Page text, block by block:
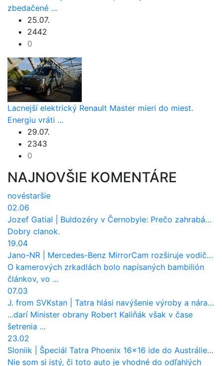
zbedačené ...
25.07.
2442
0
Lacnejší elektrický Renault Master mieri do miest.
Energiu vráti ...
29.07.
2343
0
NAJNOVŠIE KOMENTÁRE
novéstaršie
02.06
Jozef Gatial
Buldozéry v Černobyle: Prečo zahrabávali Červený les pod zem?
Dobry clanok.
19.04
Jano-NR
Mercedes-Benz MirrorCam rozširuje vodičovi výhľad a uberá autobusom odpor vzduchu
O kamerových zrkadlách bolo napísaných bambilión
článkov, vo ...
07.03
J. from SVKstan
Tatra hlási navýšenie výroby a nárast tržieb. Ktorí odberatelia sú kľúčoví?
...darí Minister obrany Robert Kaliňák však v čase
šetrenia ...
23.02
Sloniik
Špeciál Tatra Phoenix 16×16 ide do Austrálie. Na čo bude slúžiť?
Nie som si istý, či toto auto je vhodné do odľahlých